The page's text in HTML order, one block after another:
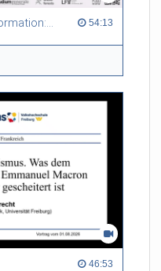
Between tradition and transformation: how owners, advisers and institutions co-create knowledge for resilient forests in Europe 54:13
46:53